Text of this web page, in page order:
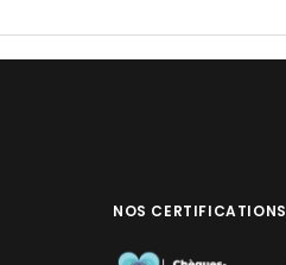
NOS CERTIFICATIONS